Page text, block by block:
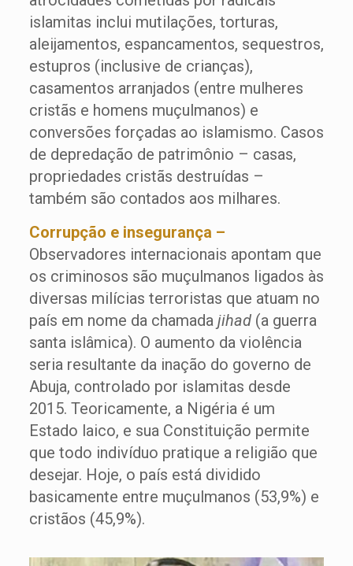
islamitas inclui mutilações, torturas,
aleijamentos, espancamentos, sequestros,
estupros (inclusive de crianças),
casamentos arranjados (entre mulheres
cristãs e homens muçulmanos) e
conversões forçadas ao islamismo. Casos
de depredação de patrimônio – casas,
propriedades cristãs destruídas –
também são contados aos milhares.
Corrupção e insegurança –
Observadores internacionais apontam que
os criminosos são muçulmanos ligados às
diversas milícias terroristas que atuam no
país em nome da chamada jihad(a guerra
santa islâmica). O aumento da violência
seria resultante da inação do governo de
Abuja, controlado por islamitas desde
2015. Teoricamente, a Nigéria é um
Estado laico, e sua Constituição permite
que todo indivíduo pratique a religião que
desejar. Hoje, o país está dividido
basicamente entre muçulmanos (53,9%) e
cristãos (45,9%).